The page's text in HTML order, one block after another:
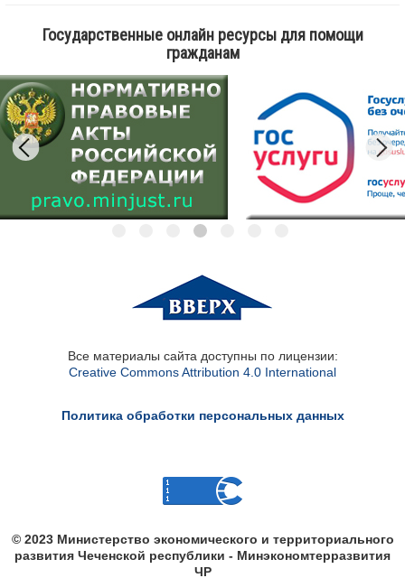
Государственные онлайн ресурсы для помощи
гражданам
Все материалы сайта доступны по лицензии:
Creative Commons Attribution 4.0 International
Политика обработки персональных данных
© 2023 Министерство экономического и территориального
развития Чеченской республики - Минэкономтерразвития
ЧР